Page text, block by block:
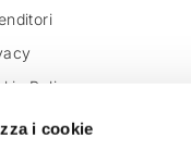
i cookie
Policy
rivenditore